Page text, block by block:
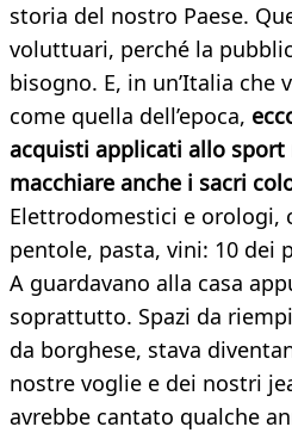
storia del nostro Paese.
voluttuari, perché la
bisogno. E, in un’Italia che
come quella dell’epoca,
acquisti applicati allo sport
macchiare anche i sacri
Elettrodomestici e orologi,
pentole, pasta, vini: 10 dei
A guardavano alla casa
soprattutto. Spazi da
da borghese, stava
nostre voglie e dei nostri
avrebbe cantato qualche